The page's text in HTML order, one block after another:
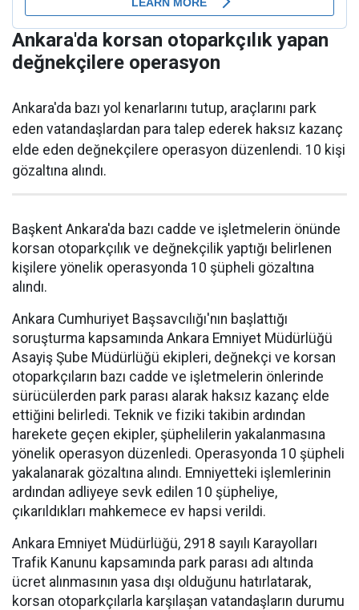
Ankara'da korsan otoparkçılık yapan
değnekçilere operasyon
Ankara'da bazı yol kenarlarını tutup, araçlarını park
eden vatandaşlardan para talep ederek haksız kazanç
elde eden değnekçilere operasyon düzenlendi. 10 kişi
gözaltına alındı.
Başkent Ankara'da bazı cadde ve işletmelerin önünde
korsan otoparkçılık ve değnekçilik yaptığı belirlenen
kişilere yönelik operasyonda 10 şüpheli gözaltına
alındı.
Ankara Cumhuriyet Başsavcılığı'nın başlattığı
soruşturma kapsamında Ankara Emniyet Müdürlüğü
Asayiş Şube Müdürlüğü ekipleri, değnekçi ve korsan
otoparkçıların bazı cadde ve işletmelerin önlerinde
sürücülerden park parası alarak haksız kazanç elde
ettiğini belirledi. Teknik ve fiziki takibin ardından
harekete geçen ekipler, şüphelilerin yakalanmasına
yönelik operasyon düzenledi. Operasyonda 10 şüpheli
yakalanarak gözaltına alındı. Emniyetteki işlemlerinin
ardından adliyeye sevk edilen 10 şüpheliye,
çıkarıldıkları mahkemece ev hapsi verildi.
Ankara Emniyet Müdürlüğü, 2918 sayılı Karayolları
Trafik Kanunu kapsamında park parası adı altında
ücret alınmasının yasa dışı olduğunu hatırlatarak,
korsan otoparkçılarla karşılaşan vatandaşların durumu